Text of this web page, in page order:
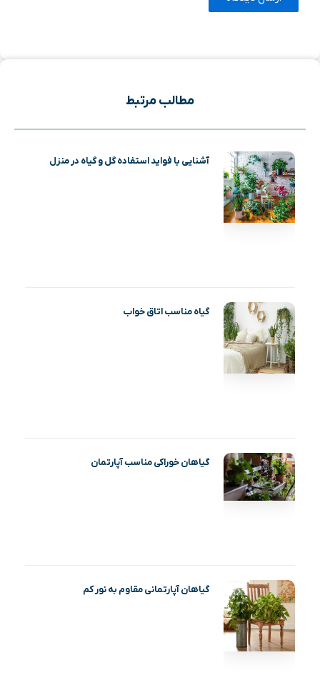
مطالب مرتبط
آشنایی با فواید استفاده گل و گیاه در منزل
گیاه مناسب اتاق خواب
گیاهان خوراکی مناسب آپارتمان
گیاهان آپارتمانی مقاوم به نور کم